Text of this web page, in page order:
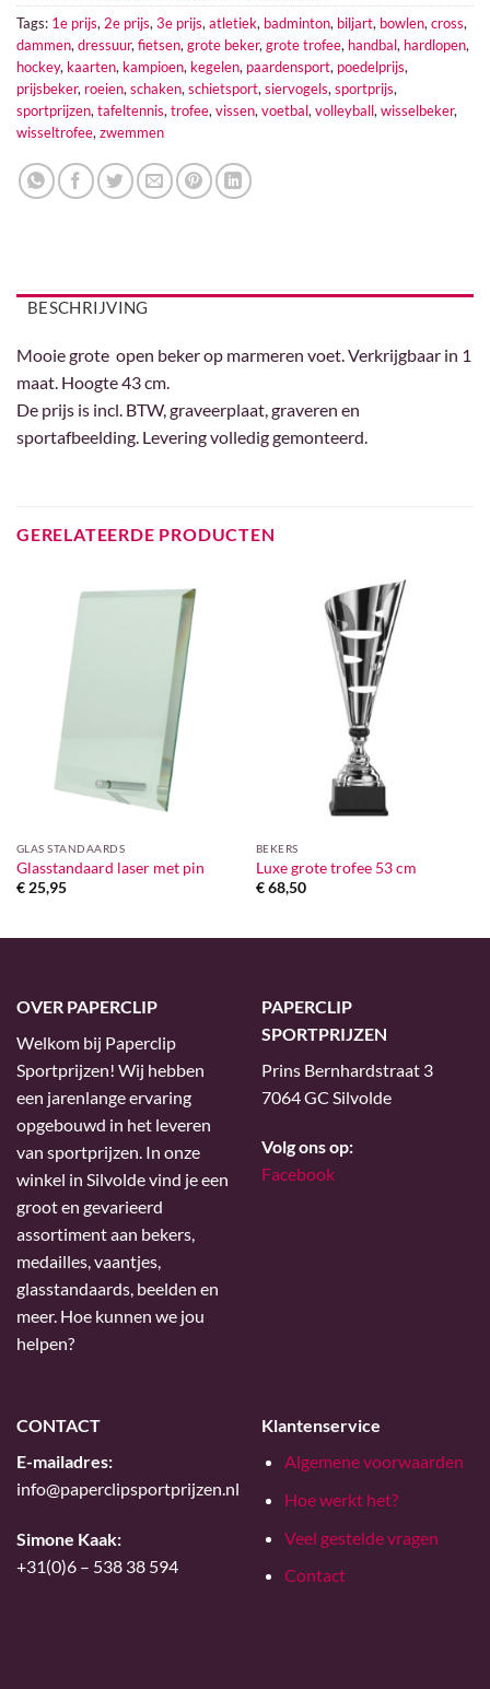
Tags: 1e prijs, 2e prijs, 3e prijs, atletiek, badminton, biljart, bowlen, cross,
dammen, dressuur, fietsen, grote beker, grote trofee, handbal, hardlopen,
hockey, kaarten, kampioen, kegelen, paardensport, poedelprijs,
prijsbeker, roeien, schaken, schietsport, siervogels, sportprijs,
sportprijzen, tafeltennis, trofee, vissen, voetbal, volleyball, wisselbeker,
wisseltrofee, zwemmen
BESCHRIJVING
Mooie grote open beker op marmeren voet. Verkrijgbaar in 1
maat. Hoogte 43 cm.
De prijs is incl. BTW, graveerplaat, graveren en
sportafbeelding. Levering volledig gemonteerd.
GERELATEERDE PRODUCTEN
GLAS STANDAARDS
Glasstandaard laser met pin
€25,95
BEKERS
Luxe grote trofee 53 cm
€68,50
OVER PAPERCLIP
Welkom bij Paperclip
Sportprijzen! Wij hebben
een jarenlange ervaring
opgebouwd in het leveren
van sportprijzen. In onze
winkel in Silvolde vind je een
groot en gevarieerd
assortiment aan bekers,
medailles, vaantjes,
glasstandaards, beelden en
meer. Hoe kunnen we jou
helpen?
PAPERCLIP
SPORTPRIJZEN
Prins Bernhardstraat 3
7064 GC Silvolde
Volg ons op:
Facebook
CONTACT
E-mailadres:
info@paperclipsportprijzen.nl
Simone Kaak:
+31(0)6 – 538 38 594
Klantenservice
Algemene voorwaarden
Hoe werkt het?
Veel gestelde vragen
Contact